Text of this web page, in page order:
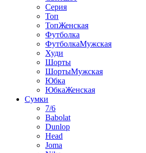
Серия
Топ
ТопЖенская
Футболка
ФутболкаМужская
Худи
Шорты
ШортыМужская
Юбка
ЮбкаЖенская
Сумки
7/6
Babolat
Dunlop
Head
Joma